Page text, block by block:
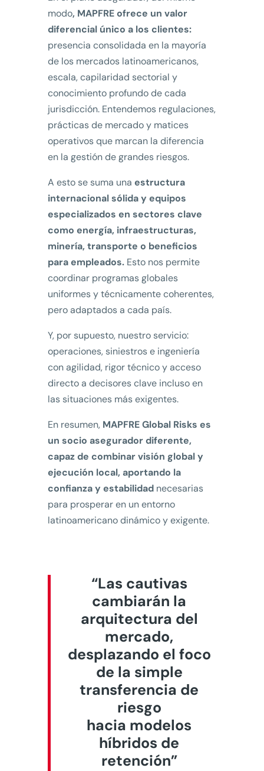
modo, MAPFRE ofrece un valor
diferencial único a los clientes:
presencia consolidada en la mayoría
de los mercados latinoamericanos,
escala, capilaridad sectorial y
conocimiento profundo de cada
jurisdicción. Entendemos regulaciones,
prácticas de mercado y matices
operativos que marcan la diferencia
en la gestión de grandes riesgos.
A esto se suma una estructura
internacional sólida y equipos
especializados en sectores clave
como energía, infraestructuras,
minería, transporte o beneficios
para empleados. Esto nos permite
coordinar programas globales
uniformes y técnicamente coherentes,
pero adaptados a cada país.
Y, por supuesto, nuestro servicio:
operaciones, siniestros e ingeniería
con agilidad, rigor técnico y acceso
directo a decisores clave incluso en
las situaciones más exigentes.
En resumen, MAPFRE Global Risks es
un socio asegurador diferente,
capaz de combinar visión global y
ejecución local, aportando la
confianza y estabilidadnecesarias
para prosperar en un entorno
latinoamericano dinámico y exigente.
“Las cautivas
cambiarán la
arquitectura del
mercado,
desplazando el foco
de la simple
transferencia de
riesgo
hacia modelos
híbridos de
retención”